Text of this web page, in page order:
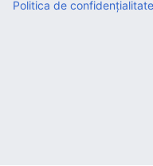
Politica de confidențialitate